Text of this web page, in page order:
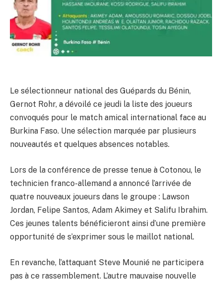
Le sélectionneur national des Guépards du Bénin,
Gernot Rohr, a dévoilé ce jeudi la liste des joueurs
convoqués pour le match amical international face au
Burkina Faso. Une sélection marquée par plusieurs
nouveautés et quelques absences notables.
Lors de la conférence de presse tenue à Cotonou, le
technicien franco-allemand a annoncé l’arrivée de
quatre nouveaux joueurs dans le groupe : Lawson
Jordan, Felipe Santos, Adam Akimey et Salifu Ibrahim.
Ces jeunes talents bénéficieront ainsi d’une première
opportunité de s’exprimer sous le maillot national.
En revanche, l’attaquant Steve Mounié ne participera
pas à ce rassemblement. L’autre mauvaise nouvelle